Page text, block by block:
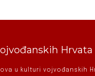
Hrvata
u kulturi vojvođanskih